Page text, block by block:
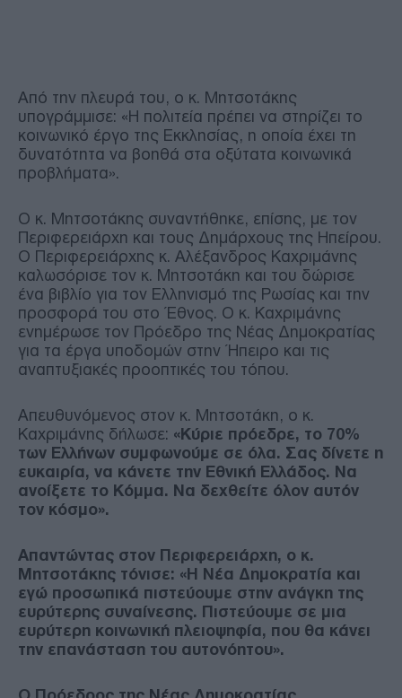
Από την πλευρά του, ο κ. Μητσοτάκης
υπογράμμισε: «Η πολιτεία πρέπει να στηρίζει το
κοινωνικό έργο της Εκκλησίας, η οποία έχει τη
δυνατότητα να βοηθά στα οξύτατα κοινωνικά
προβλήματα».
Ο κ. Μητσοτάκης συναντήθηκε, επίσης, με τον
Περιφερειάρχη και τους Δημάρχους της Ηπείρου.
Ο Περιφερειάρχης κ. Αλέξανδρος Καχριμάνης
καλωσόρισε τον κ. Μητσοτάκη και του δώρισε
ένα βιβλίο για τον Ελληνισμό της Ρωσίας και την
προσφορά του στο Έθνος. Ο κ. Καχριμάνης
ενημέρωσε τον Πρόεδρο της Νέας Δημοκρατίας
για τα έργα υποδομών στην Ήπειρο και τις
αναπτυξιακές προοπτικές του τόπου.
Απευθυνόμενος στον κ. Μητσοτάκη, ο κ.
Καχριμάνης δήλωσε: «Κύριε πρόεδρε, το 70%
των Ελλήνων συμφωνούμε σε όλα. Σας δίνετε η
ευκαιρία, να κάνετε την Εθνική Ελλάδος. Να
ανοίξετε το Κόμμα. Να δεχθείτε όλον αυτόν
τον κόσμο».
Απαντώντας στον Περιφερειάρχη, ο κ.
Μητσοτάκης τόνισε: «Η Νέα Δημοκρατία και
εγώ προσωπικά πιστεύουμε στην ανάγκη της
ευρύτερης συναίνεσης. Πιστεύουμε σε μια
ευρύτερη κοινωνική πλειοψηφία, που θα κάνει
την επανάσταση του αυτονόητου».